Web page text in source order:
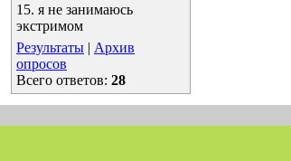
15. я не занимаюсь
экстримом
Результаты | Архив
опросов
Всего ответов: 28